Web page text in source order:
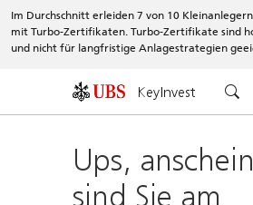
Im Durchschnitt erleiden 7 von 10
mit Turbo-Zertifikaten. Turbo-Zertifikate sind
und nicht für langfristige Anlagestrategien
KeyInvest
Ups,
sind Sie am